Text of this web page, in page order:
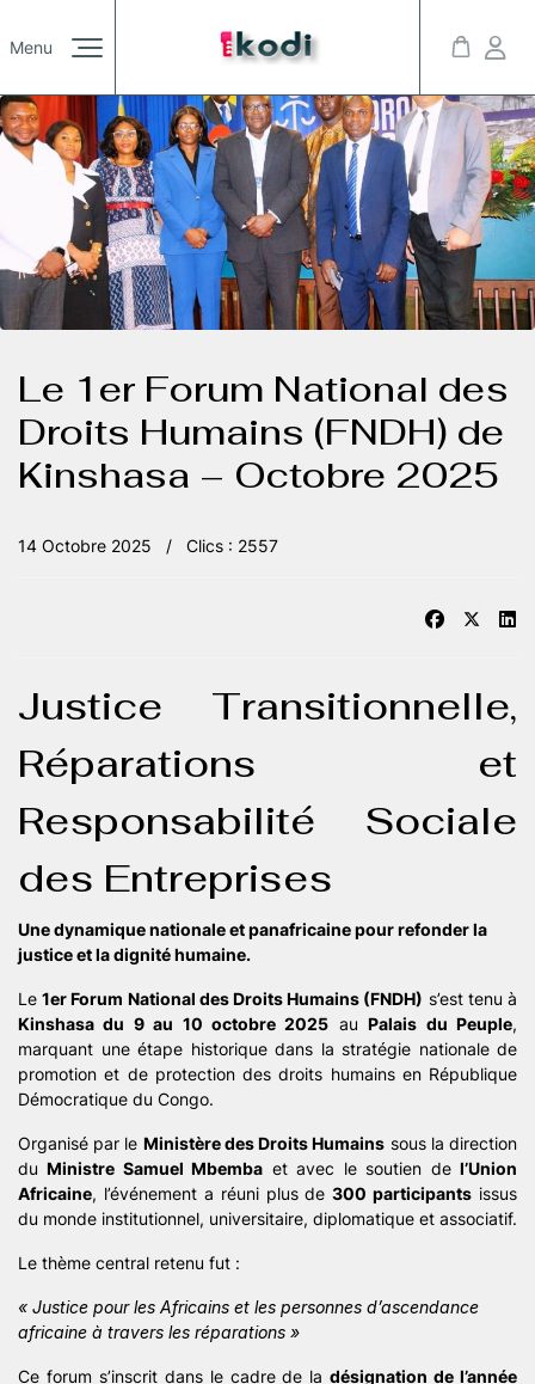
Menu
item active">Actualités /00
/00
Blog /00
Imprint
Privacy Policy
© 2023 Kreativa. All rights reserved. Powered by JoomShaper
Youtube Twitter LinkedIn Instagram
Le 1er Forum National des
Droits Humains (FNDH) de
Kinshasa – Octobre 2025
14 Octobre 2025 Clics : 2557
Justice Transitionnelle,
Réparations et
Responsabilité Sociale
des Entreprises
Une dynamique nationale et panafricaine pour refonder la
justice et la dignité humaine.
Le1er Forum National des Droits Humains (FNDH) s’est tenu à
Kinshasa du 9 au 10 octobre 2025 auPalais du Peuple,
marquant une étape historique dans la stratégie nationale de
promotion et de protection des droits humains en République
Démocratique du Congo.
Organisé par le Ministère des Droits Humains sous la direction
duMinistre Samuel Mbemba et avec le soutien del’Union
Africaine, l’événement a réuni plus de300 participants issus
du monde institutionnel, universitaire, diplomatique et associatif.
Le thème central retenu fut :
« Justice pour les Africains et les personnes d’ascendance
africaine à travers les réparations »
Ce forum s’inscrit dans le cadre de ladésignation de l’année